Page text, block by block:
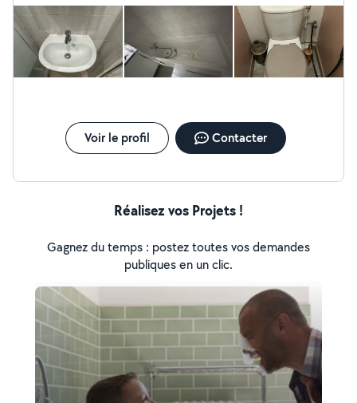
6.14.44.50.27 si besoin je reste à vautre disposition. Les
prestations que je fais en plus Peinture Montage de
meubles réparation et entretien sur les véhicules Et
plein de petites chose longue a détailler n'hésitez pas à
me contacter si besoin vous ne serez pas dessus du prix
Voir le profil Contacter
Réalisez vos Projets !
Gagnez du temps : postez toutes vos demandes
publiques en un clic.